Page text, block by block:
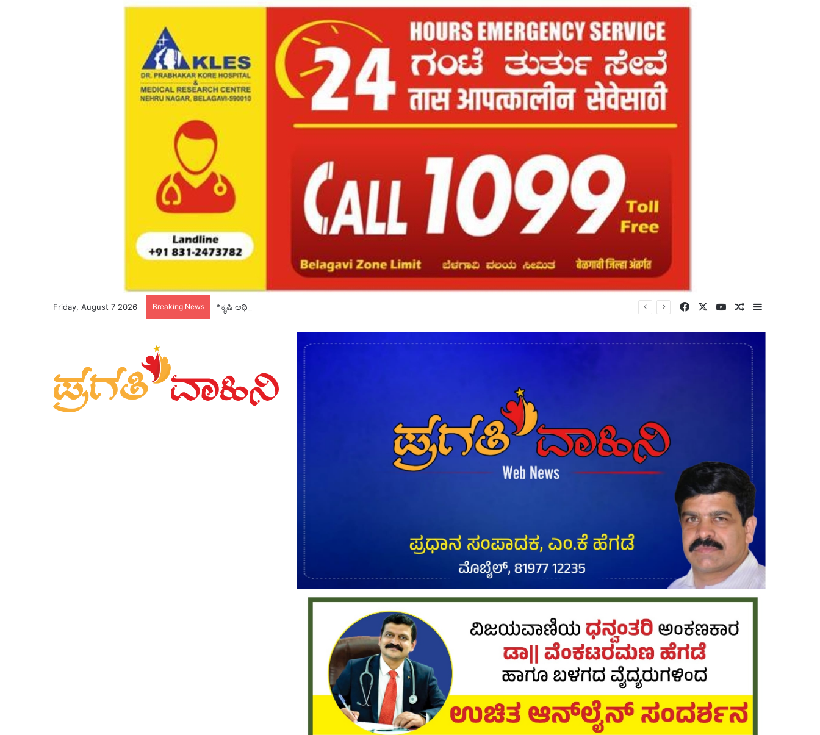
Friday, August 7 2026 Breaking News *ಕೃಷಿ ಅಧಿಕಾರಿಗಳ ಹುದ್ದೆ ನೇಮಕಾತಿ ಪರೀಕ್ಷೆ ಮುಂದೂಡಿಕೆ* FacebookYouTubeRandom Article